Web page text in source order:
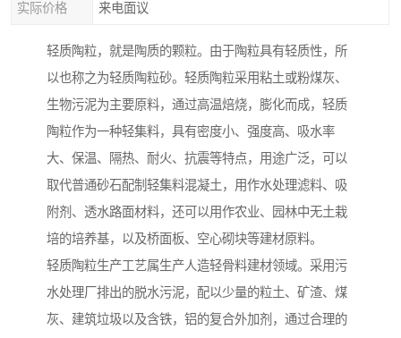
实际价格 来电面议
轻质陶粒，就是陶质的颗粒。由于陶粒具有轻质性，所
以也称之为轻质陶粒砂。轻质陶粒采用粘土或粉煤灰、
生物污泥为主要原料，通过高温焙烧，膨化而成，轻质
陶粒作为一种轻集料，具有密度小、强度高、吸水率
大、保温、隔热、耐火、抗震等特点，用途广泛，可以
取代普通砂石配制轻集料混凝土，用作水处理滤料、吸
附剂、透水路面材料，还可以用作农业、园林中无土栽
培的培养基，以及桥面板、空心砌块等建材原料。
轻质陶粒生产工艺属生产人造轻骨料建材领域。采用污
水处理厂排出的脱水污泥，配以少量的粒土、矿渣、煤
灰、建筑垃圾以及含铁，铝的复合外加剂，通过合理的